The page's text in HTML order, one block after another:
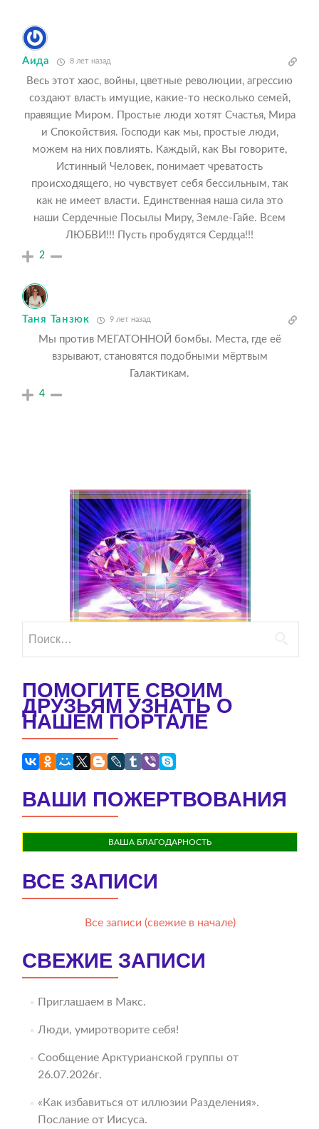
Аида 8 лет назад
Весь этот хаос, войны, цветные революции, агрессию
создают власть имущие, какие-то несколько семей,
правящие Миром. Простые люди хотят Счастья, Мира
и Спокойствия. Господи как мы, простые люди,
можем на них повлиять. Каждый, как Вы говорите,
Истинный Человек, понимает чреватость
происходящего, но чувствует себя бессильным, так
как не имеет власти. Единственная наша сила это
наши Сердечные Посылы Миру, Земле-Гайе. Всем
ЛЮБВИ!!! Пусть пробудятся Сердца!!!
2
Таня Танзюк 9 лет назад
Мы против МЕГАТОННОЙ бомбы. Места, где её
взрывают, становятся подобными мёртвым
Галактикам.
4
ПОМОГИТЕ СВОИМ
ДРУЗЬЯМ УЗНАТЬ О
НАШЕМ ПОРТАЛЕ
ВАШИ ПОЖЕРТВОВАНИЯ
ВАША БЛАГОДАРНОСТЬ
ВСЕ ЗАПИСИ
Все записи (свежие в начале)
СВЕЖИЕ ЗАПИСИ
Приглашаем в Макс.
Люди, умиротворите себя!
Сообщение Арктурианской группы от
26.07.2026г.
«Как избавиться от иллюзии Разделения».
Послание от Иисуса.